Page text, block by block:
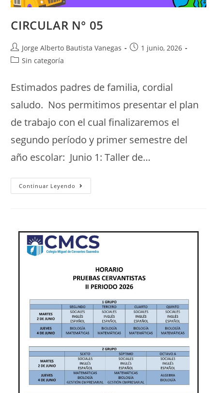
CIRCULAR N° 05
Jorge Alberto Bautista Vanegas
1 junio, 2026
Sin categoría
Estimados padres de familia, cordial
saludo. Nos permitimos presentar el plan
de trabajo con el cual finalizaremos el
segundo período y primer semestre del
año escolar: Junio 1: Taller de…
Continuar Leyendo